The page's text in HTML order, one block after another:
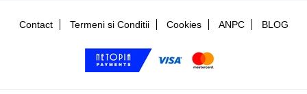
Contact Termeni si Conditii Cookies ANPC BLOG